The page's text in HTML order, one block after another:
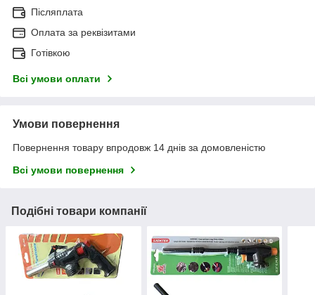
Післяплата
Оплата за реквізитами
Готівкою
Всі умови оплати
Умови повернення
Повернення товару впродовж 14 днів за домовленістю
Всі умови повернення
Подібні товари компанії